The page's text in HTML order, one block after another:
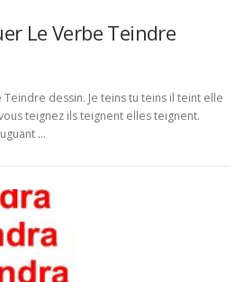
Le Verbe Teindre
Teindre dessin. Je teins tu teins il teint elle
teignez ils teignent elles teignent.
…